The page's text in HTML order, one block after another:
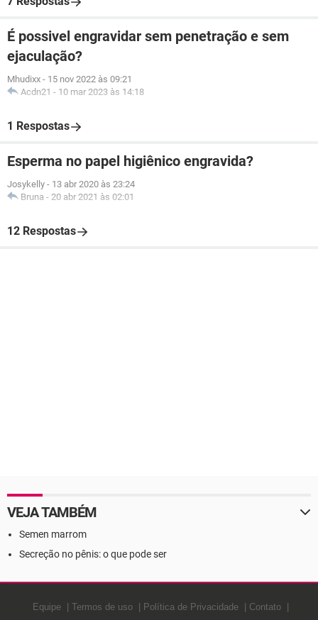
É possivel engravidar sem penetração e sem
ejaculação?
Mhudixx - 15 nov 2022 às 09:21
Acdn21 - 10 mar 2023 às 14:18
1 Respostas
Esperma no papel higiênico engravida?
Josykelly - 13 abr 2020 às 23:24
Bruna - 20 abr 2021 às 02:01
12 Respostas
VEJA TAMBÉM
Semen marrom
Secreção no pênis: o que pode ser
Equipe Termos de uso Política de Privacidade Contato